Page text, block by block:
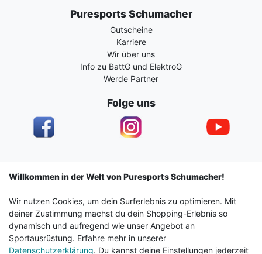
Puresports Schumacher
Gutscheine
Karriere
Wir über uns
Info zu BattG und ElektroG
Werde Partner
Folge uns
Impressum Daten­schutz­erklärung AGB
Barrierefreiheitserklärung Widerrufs­recht
Vertrag widerrufen Kontakt
Willkommen in der Welt von Puresports Schumacher!
Wir nutzen Cookies, um dein Surferlebnis zu optimieren. Mit
deiner Zustimmung machst du dein Shopping-Erlebnis so
dynamisch und aufregend wie unser Angebot an
Sportausrüstung. Erfahre mehr in unserer
Datenschutzerklärung. Du kannst deine Einstellungen jederzeit